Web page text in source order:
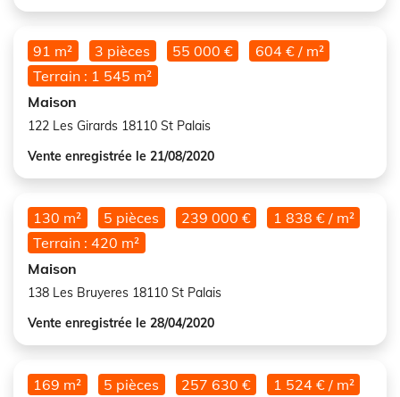
91 m² 3 pièces 55 000 €
604 € / m²
Terrain : 1 545 m²
Maison
122 Les Girards 18110 St Palais
Vente enregistrée le 21/08/2020
130 m² 5 pièces 239 000 €
1 838 € / m²
Terrain : 420 m²
Maison
138 Les Bruyeres 18110 St Palais
Vente enregistrée le 28/04/2020
169 m² 5 pièces 257 630 € 1 524 € / m²